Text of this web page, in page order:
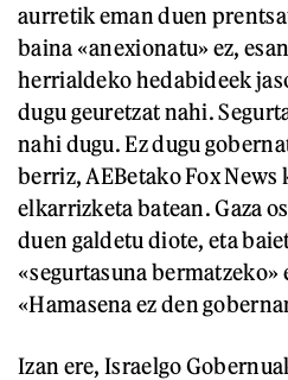
aurretik eman duen
baina «anexionatu» ez,
herrialdeko hedabideek
dugu geuretzat nahi.
nahi dugu. Ez dugu
berriz, AEBetako Fox
elkarrizketa batean. Gaza
duen galdetu diote, eta
«segurtasuna bermatzeko»
«Hamasena ez den
Izan ere, Israelgo